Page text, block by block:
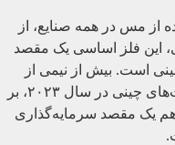
از مس در همه صنایع، از
این فلز اساسی یک مقصد
است. بیش از نیمی از
سرمایه‌گذاری‌های معدنی خارجی شرکت‌های چینی در سال ۲۰۲۳، بر
هم یک مقصد سرمایه‌گذاری